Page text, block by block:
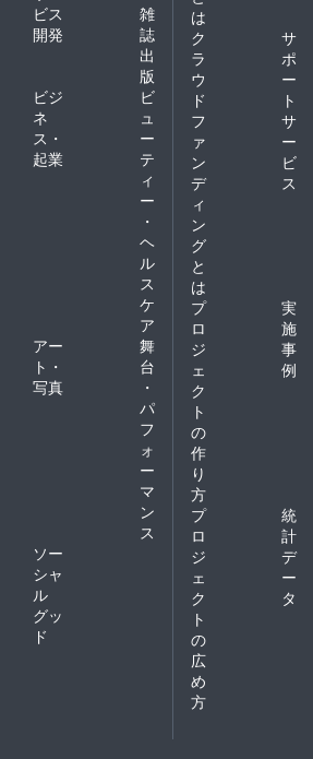
ビス
開発
雑
誌
出
版
ビジ
ネ
ス・
起業
ビ
ュ
ー
テ
ィ
ー
・
ヘ
ル
ス
ケ
ア
アー
ト・
写真
舞
台
・
パ
フ
ォ
ー
マ
ン
ス
ソー
シャ
ル
グッ
ド
は
ク
ラ
ウ
ド
フ
ァ
ン
デ
ィ
ン
グ
と
は
サ
ポ
ー
ト
サ
ー
ビ
ス
プ
ロ
ジ
ェ
ク
ト
の
作
り
方
実
施
事
例
プ
ロ
ジ
ェ
ク
ト
の
広
め
方
統
計
デ
ー
タ